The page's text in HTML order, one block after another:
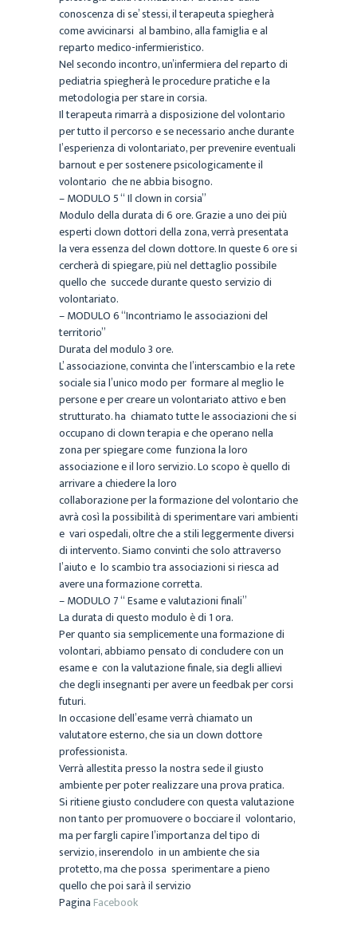
conoscenza di se’ stessi, il terapeuta spiegherà
come avvicinarsi al bambino, alla famiglia e al
reparto medico-infermieristico.
Nel secondo incontro, un’infermiera del reparto di
pediatria spiegherà le procedure pratiche e la
metodologia per stare in corsia.
Il terapeuta rimarrà a disposizione del volontario
per tutto il percorso e se necessario anche durante
l’esperienza di volontariato, per prevenire eventuali
barnout e per sostenere psicologicamente il
volontario che ne abbia bisogno.
– MODULO 5 “ Il clown in corsia”
Modulo della durata di 6 ore. Grazie a uno dei più
esperti clown dottori della zona, verrà presentata
la vera essenza del clown dottore. In queste 6 ore si
cercherà di spiegare, più nel dettaglio possibile
quello che succede durante questo servizio di
volontariato.
– MODULO 6 “Incontriamo le associazioni del
territorio”
Durata del modulo 3 ore.
L’ associazione, convinta che l’interscambio e la rete
sociale sia l’unico modo per formare al meglio le
persone e per creare un volontariato attivo e ben
strutturato. ha chiamato tutte le associazioni che si
occupano di clown terapia e che operano nella
zona per spiegare come funziona la loro
associazione e il loro servizio. Lo scopo è quello di
arrivare a chiedere la loro
collaborazione per la formazione del volontario che
avrà così la possibilità di sperimentare vari ambienti
e vari ospedali, oltre che a stili leggermente diversi
di intervento. Siamo convinti che solo attraverso
l’aiuto e lo scambio tra associazioni si riesca ad
avere una formazione corretta.
– MODULO 7 “ Esame e valutazioni finali”
La durata di questo modulo è di 1 ora.
Per quanto sia semplicemente una formazione di
volontari, abbiamo pensato di concludere con un
esame e con la valutazione finale, sia degli allievi
che degli insegnanti per avere un feedbak per corsi
futuri.
In occasione dell’esame verrà chiamato un
valutatore esterno, che sia un clown dottore
professionista.
Verrà allestita presso la nostra sede il giusto
ambiente per poter realizzare una prova pratica.
Si ritiene giusto concludere con questa valutazione
non tanto per promuovere o bocciare il volontario,
ma per fargli capire l’importanza del tipo di
servizio, inserendolo in un ambiente che sia
protetto, ma che possa sperimentare a pieno
quello che poi sarà il servizio
PaginaFacebook